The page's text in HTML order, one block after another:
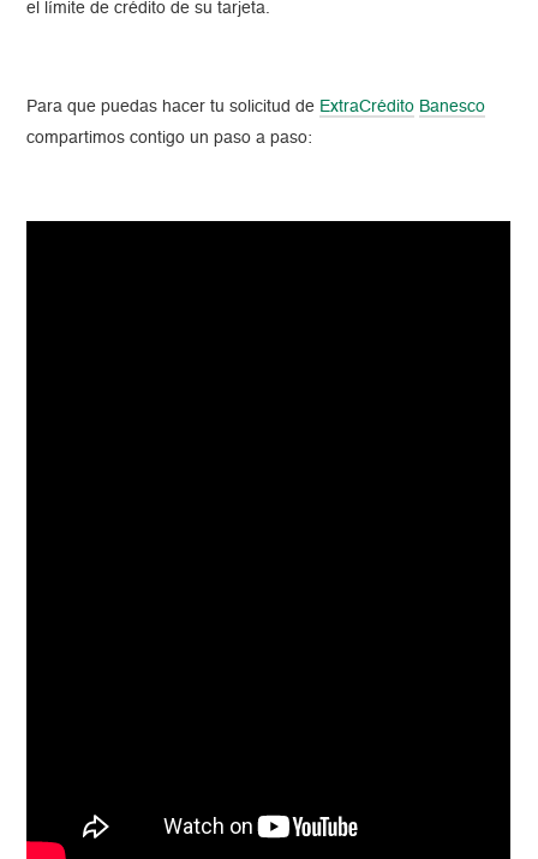
el límite de crédito de su tarjeta.
Para que puedas hacer tu solicitud de ExtraCrédito Banesco
compartimos contigo un paso a paso: